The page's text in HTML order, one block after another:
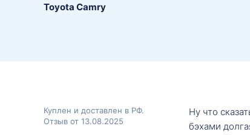
Toyota Camry
Куплен и доставлен в РФ.
Отзыв от 13.08.2025
Ну что
бэхами